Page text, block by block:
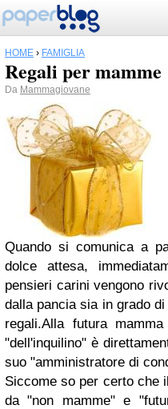
HOME › FAMIGLIA
Regali per mamme
Da Mammagiovane
Quando si comunica a
dolce attesa,
pensieri carini vengono
dalla pancia sia in grado
regali.Alla futura
"dell'inquilino" è
suo "amministratore di
Siccome so per certo che
da "non mamme" e